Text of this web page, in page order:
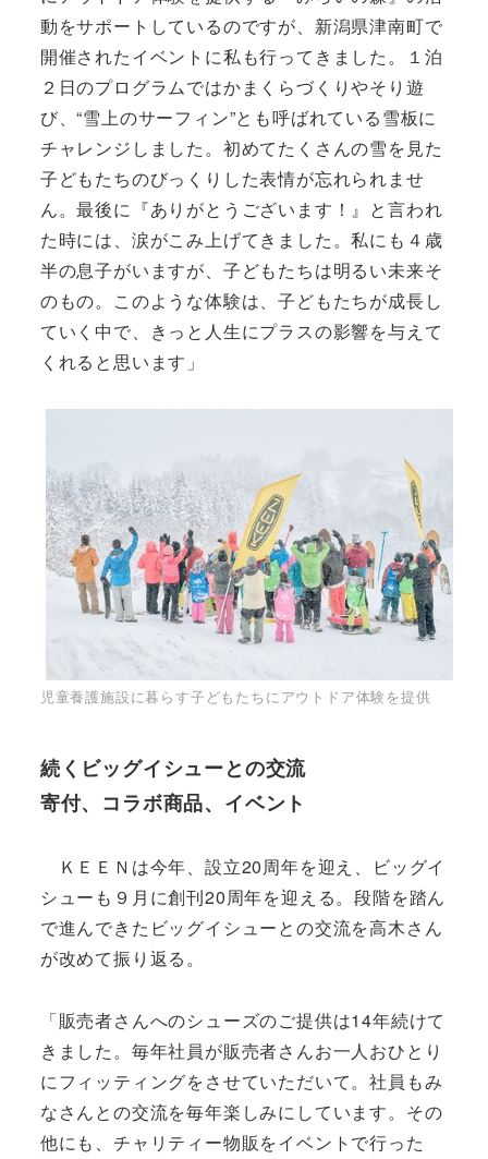
動をサポートしているのですが、新潟県津南町で
開催されたイベントに私も行ってきました。１泊
２日のプログラムではかまくらづくりやそり遊
び、“雪上のサーフィン”とも呼ばれている雪板に
チャレンジしました。初めてたくさんの雪を見た
子どもたちのびっくりした表情が忘れられませ
ん。最後に『ありがとうございます！』と言われ
た時には、涙がこみ上げてきました。私にも４歳
半の息子がいますが、子どもたちは明るい未来そ
のもの。このような体験は、子どもたちが成長し
ていく中で、きっと人生にプラスの影響を与えて
くれると思います」
児童養護施設に暮らす子どもたちにアウトドア体験を提供
続くビッグイシューとの交流
寄付、コラボ商品、イベント
ＫＥＥＮは今年、設立20周年を迎え、ビッグイ
シューも９月に創刊20周年を迎える。段階を踏ん
で進んできたビッグイシューとの交流を高木さん
が改めて振り返る。
「販売者さんへのシューズのご提供は14年続けて
きました。毎年社員が販売者さんお一人おひとり
にフィッティングをさせていただいて。社員もみ
なさんとの交流を毎年楽しみにしています。その
他にも、チャリティー物販をイベントで行った